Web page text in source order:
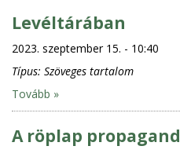
Levéltárában
2023. szeptember 15. - 10:40
Típus: Szöveges tartalom
Tovább »
A röplap